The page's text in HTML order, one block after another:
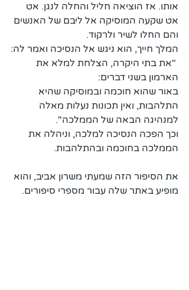
אותו. אז הוציאה חליל והחלה לנגן. אט
אט שקעה המוסיקה אל ליבם של האנשים
והם החלו לשיר ולרקוד.
המלך חייך, הוא ניגש אל הנסיכה ואמר לה:
"את בתי היקרה, הצלחת למלא את
הארמון בשני דברים:
באור שהוא חוכמה ובמוסיקה שהיא
התלהבות, ואין תכונות נעלות מאלה
למנהיגה הבאה של הממלכה".
וכך הפכה הנסיכה למלכה, וניהלה את
הממלכה בחוכמה ובהתלהבות.
את הסיפור הזה שמעתי משרון אביב, והוא
מופיע באתר שלה עבור מספרי סיפורים.